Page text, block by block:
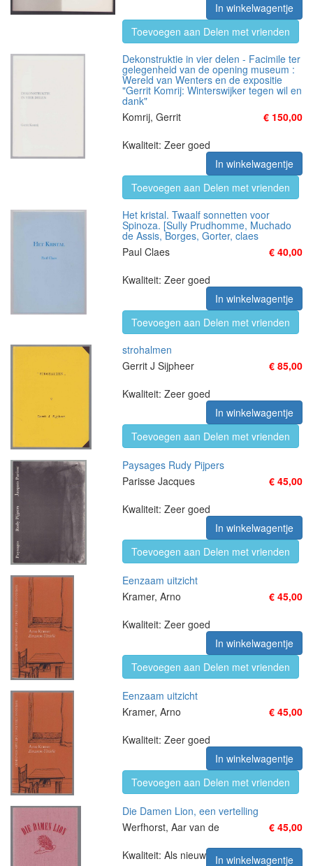
In winkelwagentje
Toevoegen aan Delen met vrienden
Dekonstruktie in vier delen - Facimile ter
gelegenheid van de opening museum :
Wereld van Wenters en de expositie
"Gerrit Komrij: Winterswijker tegen wil en
dank"
Komrij, Gerrit
€ 150,00
Kwaliteit: Zeer goed
In winkelwagentje
Toevoegen aan Delen met vrienden
Het kristal. Twaalf sonnetten voor
Spinoza. [Sully Prudhomme, Muchado
de Assis, Borges, Gorter, claes
Paul Claes
€ 40,00
Kwaliteit: Zeer goed
In winkelwagentje
Toevoegen aan Delen met vrienden
strohalmen
Gerrit J Sijpheer
€ 85,00
Kwaliteit: Zeer goed
In winkelwagentje
Toevoegen aan Delen met vrienden
Paysages Rudy Pijpers
Parisse Jacques
€ 45,00
Kwaliteit: Zeer goed
In winkelwagentje
Toevoegen aan Delen met vrienden
Eenzaam uitzicht
Kramer, Arno
€ 45,00
Kwaliteit: Zeer goed
In winkelwagentje
Toevoegen aan Delen met vrienden
Eenzaam uitzicht
Kramer, Arno
€ 45,00
Kwaliteit: Zeer goed
In winkelwagentje
Toevoegen aan Delen met vrienden
Die Damen Lion, een vertelling
Werfhorst, Aar van de
€ 45,00
Kwaliteit: Als nieuw
In winkelwagentje